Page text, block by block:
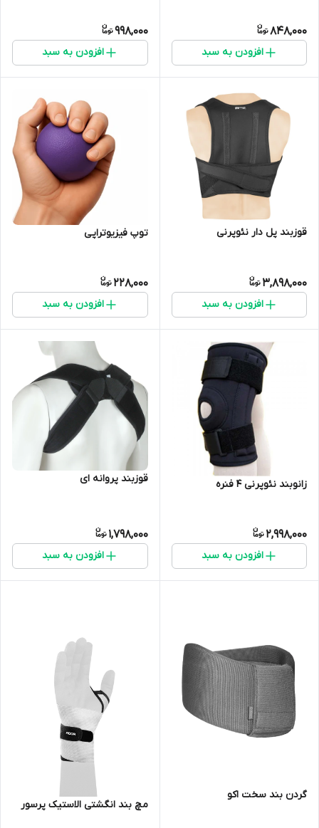
848,000
افزودن به سبد
998,000
افزودن به سبد
قوزبند پل دار نئوپرنی
3,898,000
افزودن به سبد
توپ فیزیوتراپی
228,000
افزودن به سبد
زانوبند نئوپرنی 4 فنره
2,998,000
افزودن به سبد
قوزبند پروانه ای
1,798,000
افزودن به سبد
گردن بند سخت اکو
مچ بند انگشتی الاستیک پرسور